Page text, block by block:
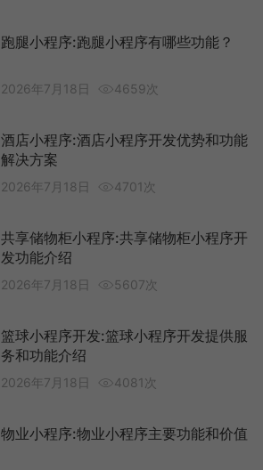
跑腿小程序:跑腿小程序有哪些功能？
2026年7月18日 4659次
酒店小程序:酒店小程序开发优势和功能
解决方案
2026年7月18日 4701次
共享储物柜小程序:共享储物柜小程序开
发功能介绍
2026年7月18日 5607次
篮球小程序开发:篮球小程序开发提供服
务和功能介绍
2026年7月18日 4081次
物业小程序:物业小程序主要功能和价值